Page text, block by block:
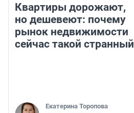
Квартиры дорожают,
но дешевеют: почему
рынок недвижимости
сейчас такой странный
Екатерина Торопова